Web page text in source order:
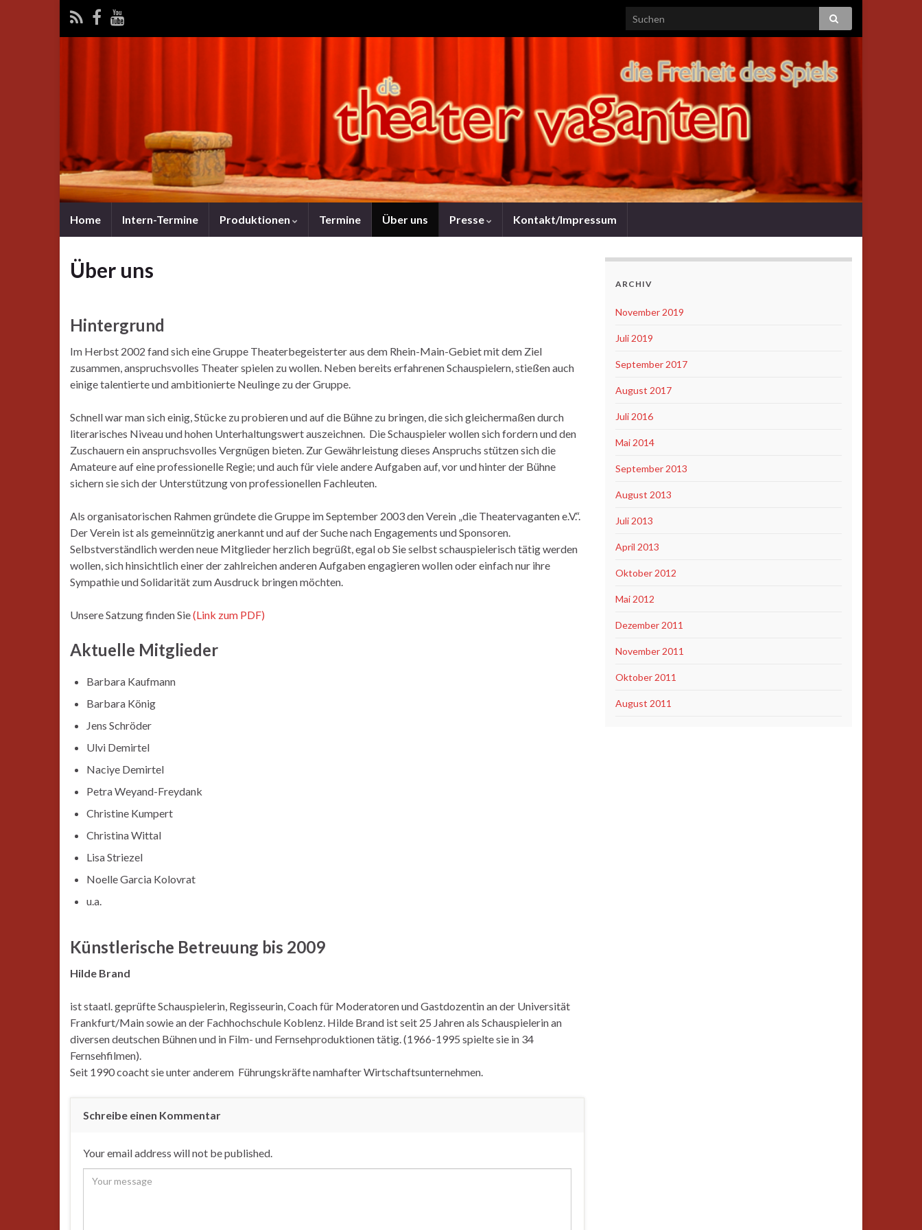
Home Intern-Termine Produktionen Termine Über uns Presse Kontakt/Impressum
Über uns
Hintergrund
Im Herbst 2002 fand sich eine Gruppe Theaterbegeisterter aus dem Rhein-Main-Gebiet mit dem Ziel
zusammen, anspruchsvolles Theater spielen zu wollen. Neben bereits erfahrenen Schauspielern, stießen auch
einige talentierte und ambitionierte Neulinge zu der Gruppe.
Schnell war man sich einig, Stücke zu probieren und auf die Bühne zu bringen, die sich gleichermaßen durch
literarisches Niveau und hohen Unterhaltungswert auszeichnen. Die Schauspieler wollen sich fordern und den
Zuschauern ein anspruchsvolles Vergnügen bieten. Zur Gewährleistung dieses Anspruchs stützen sich die
Amateure auf eine professionelle Regie; und auch für viele andere Aufgaben auf, vor und hinter der Bühne
sichern sie sich der Unterstützung von professionellen Fachleuten.
Als organisatorischen Rahmen gründete die Gruppe im September 2003 den Verein „die Theatervaganten e.V.“.
Der Verein ist als gemeinnützig anerkannt und auf der Suche nach Engagements und Sponsoren.
Selbstverständlich werden neue Mitglieder herzlich begrüßt, egal ob Sie selbst schauspielerisch tätig werden
wollen, sich hinsichtlich einer der zahlreichen anderen Aufgaben engagieren wollen oder einfach nur ihre
Sympathie und Solidarität zum Ausdruck bringen möchten.
Unsere Satzung finden Sie(Link zum PDF)
Aktuelle Mitglieder
Barbara Kaufmann
Barbara König
Jens Schröder
Ulvi Demirtel
Naciye Demirtel
Petra Weyand-Freydank
Christine Kumpert
Christina Wittal
Lisa Striezel
Noelle Garcia Kolovrat
u.a.
Künstlerische Betreuung bis 2009
Hilde Brand
ist staatl. geprüfte Schauspielerin, Regisseurin, Coach für Moderatoren und Gastdozentin an der Universität
Frankfurt/Main sowie an der Fachhochschule Koblenz. Hilde Brand ist seit 25 Jahren als Schauspielerin an
diversen deutschen Bühnen und in Film- und Fernsehproduktionen tätig. (1966-1995 spielte sie in 34
Fernsehfilmen).
Seit 1990 coacht sie unter anderem Führungskräfte namhafter Wirtschaftsunternehmen.
Schreibe einen Kommentar
Your email address will not be published.
ARCHIV
November 2019
Juli 2019
September 2017
August 2017
Juli 2016
Mai 2014
September 2013
August 2013
Juli 2013
April 2013
Oktober 2012
Mai 2012
Dezember 2011
November 2011
Oktober 2011
August 2011